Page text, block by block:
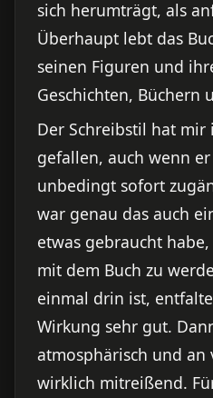
sich herumträgt, als
Überhaupt lebt das
seinen Figuren und
Geschichten, Büchern
Der Schreibstil hat mir
gefallen, auch wenn
unbedingt sofort
war genau das auch
etwas gebraucht
mit dem Buch zu
einmal drin ist,
Wirkung sehr gut.
atmosphärisch und an
wirklich mitreißend.